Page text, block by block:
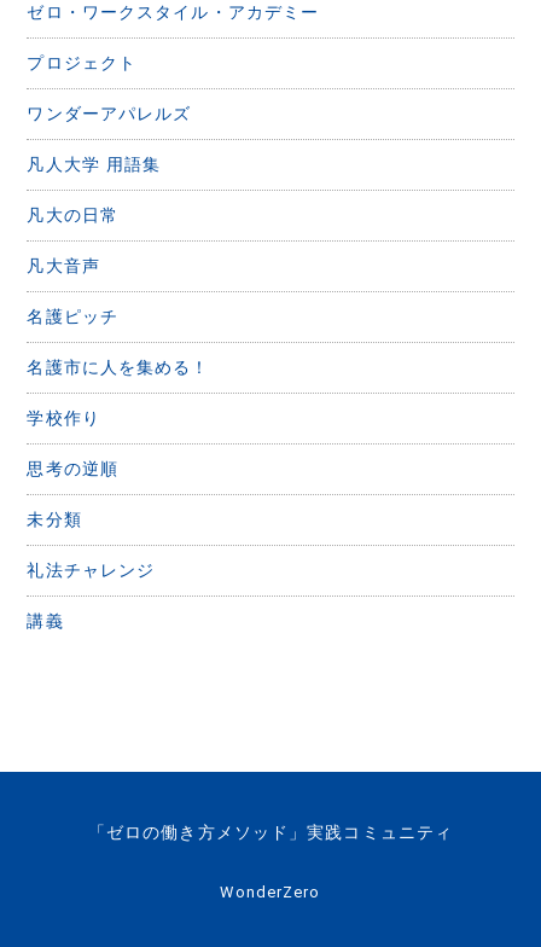
ゼロ・ワークスタイル・アカデミー
プロジェクト
ワンダーアパレルズ
凡人大学 用語集
凡大の日常
凡大音声
名護ピッチ
名護市に人を集める！
学校作り
思考の逆順
未分類
礼法チャレンジ
講義
「ゼロの働き方メソッド」実践コミュニティ
WonderZero